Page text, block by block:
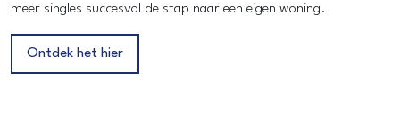
meer singles succesvol de stap naar een eigen woning.
Ontdek het hier